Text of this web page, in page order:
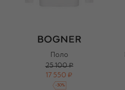
Поло
25 100 ₽
17 550 ₽
-30%